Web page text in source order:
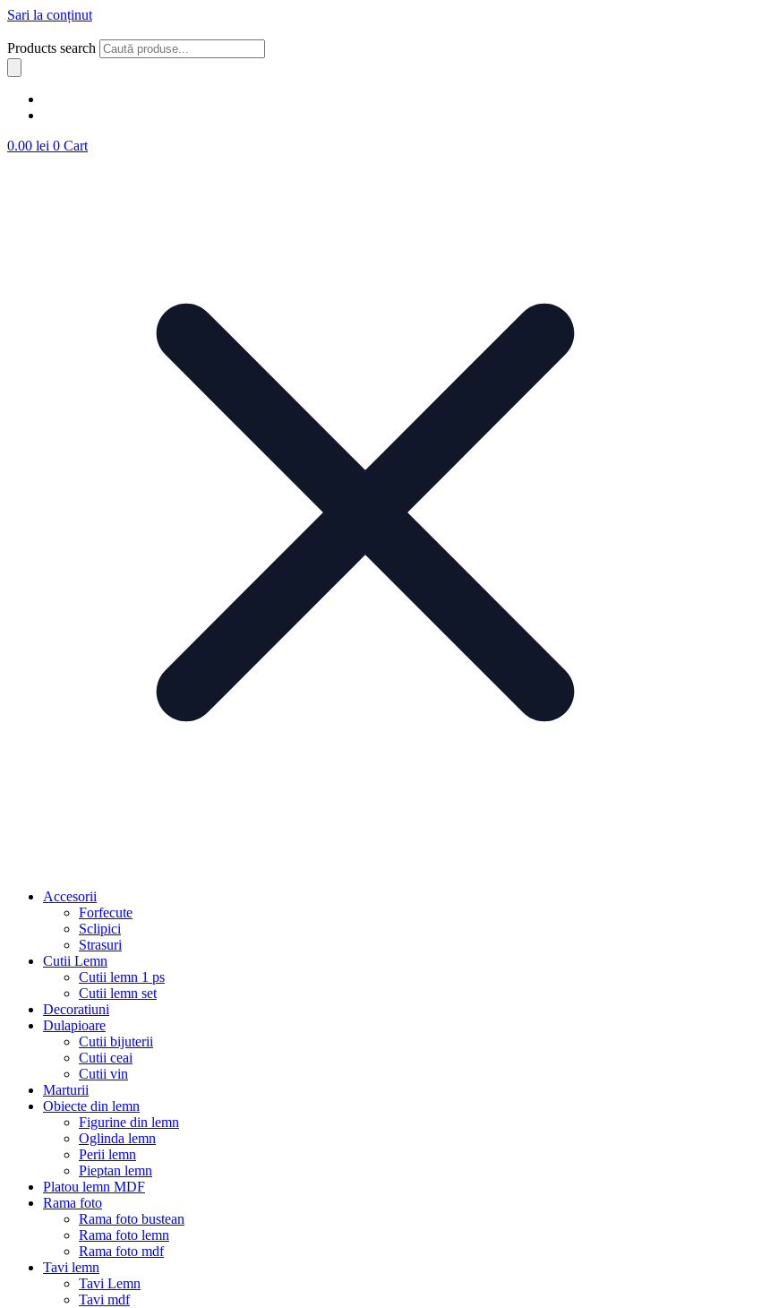
Sari la conținut
Products search
0.00 lei 0 Cart
Accesorii
Forfecute
Sclipici
Strasuri
Cutii Lemn
Cutii lemn 1 ps
Cutii lemn set
Decoratiuni
Dulapioare
Cutii bijuterii
Cutii ceai
Cutii vin
Marturii
Obiecte din lemn
Figurine din lemn
Oglinda lemn
Perii lemn
Pieptan lemn
Platou lemn MDF
Rama foto
Rama foto bustean
Rama foto lemn
Rama foto mdf
Tavi lemn
Tavi Lemn
Tavi mdf